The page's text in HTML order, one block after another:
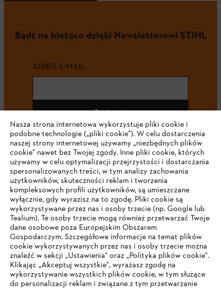
Bądź na bieżąco dzięki Newsletterowi STIHL
ADRES E-MAIL
Zapisz się
#STIHL
Firma
STIHL FAQ
Nasza strona internetowa wykorzystuje pliki cookie i
podobne technologie („pliki cookie"). W celu dostarczenia
naszej strony internetowej używamy „niezbędnych plików
cookie" nawet bez Twojej zgody. Inne pliki cookie, których
używamy w celu optymalizacji przejrzystości i dostarczania
spersonalizowanych treści, w tym analizy zachowania
użytkowników, skuteczności reklam i tworzenia
kompleksowych profili użytkowników, są umieszczane
wyłącznie, gdy wyrazisz na to zgodę. Pliki cookie są
wykorzystywane przez nas i osoby trzecie (np. Google lub
Tealium). Te osoby trzecie mogą również przetwarzać Twoje
dane osobowe poza Europejskim Obszarem
Gospodarczym. Szczegółowe informacje na temat plików
cookie wykorzystywanych przez nas i osoby trzecie można
znaleźć w sekcji „Ustawienia" oraz „Polityka plików cookie".
Klikając „Akceptuj wszystkie", wyrażasz zgodę na
wykorzystywanie wszystkich plików cookie, w tym służące
do personalizacji reklam i związane z tym przetwarzanie